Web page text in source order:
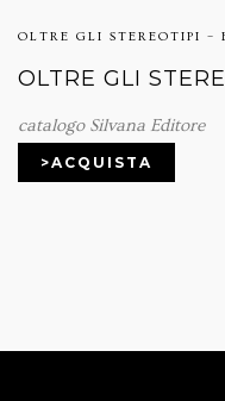
OLTRE GLI STEREOTIPI –
OLTRE GLI
catalogo Silvana Editore
>ACQUISTA